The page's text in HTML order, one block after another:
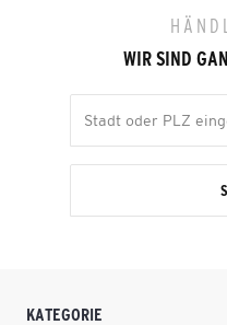
WIR SIND
KATEGORIE